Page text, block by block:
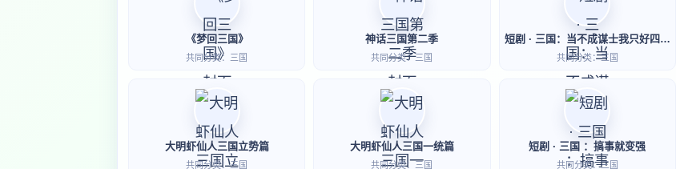
《梦回三国》
共同分类：三国
神话三国第二季
共同分类：三国
短剧 · 三国：当不成谋士我只好四分天下
共同分类：三国
大明虾仙人三国立势篇
共同分类：三国
大明虾仙人三国一统篇
共同分类：三国
短剧 · 三国 ：搞事就变强
共同分类：三国